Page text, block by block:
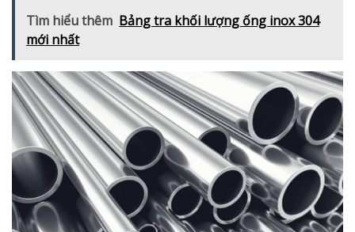
Tìm hiểu thêm Bảng tra khối lượng ống inox 304
mới nhất